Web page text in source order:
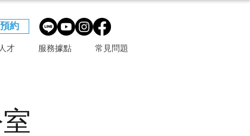
約
才 服務據點 常見問題